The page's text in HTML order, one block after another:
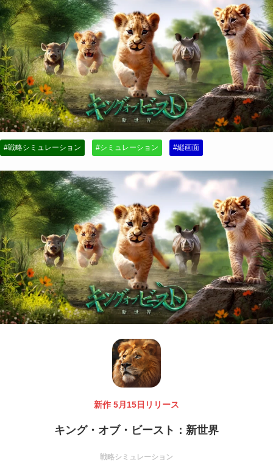
#戦略シミュレーション #シミュレーション #縦画面
新作 5月15日リリース
キング・オブ・ビースト：新世界
戦略シミュレーション